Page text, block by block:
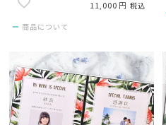
11,000 税込
商品について